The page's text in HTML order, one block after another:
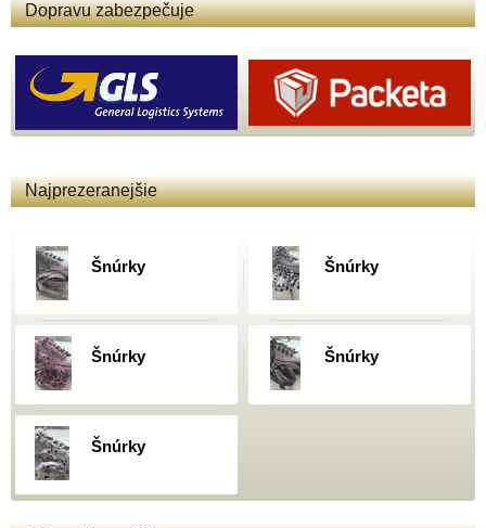
Dopravu zabezpečuje
Najprezeranejšie
Šnúrky Šnúrky
Šnúrky Šnúrky
Šnúrky